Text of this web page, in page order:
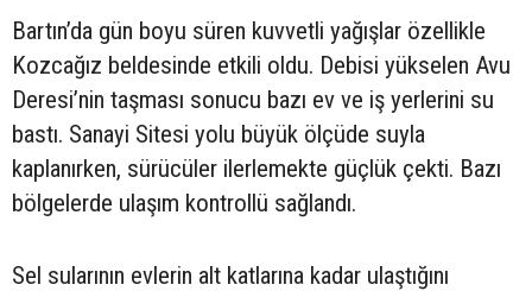
Bartın’da gün boyu süren kuvvetli yağışlar özellikle
Kozcağız beldesinde etkili oldu. Debisi yükselen Avu
Deresi’nin taşması sonucu bazı ev ve iş yerlerini su
bastı. Sanayi Sitesi yolu büyük ölçüde suyla
kaplanırken, sürücüler ilerlemekte güçlük çekti. Bazı
bölgelerde ulaşım kontrollü sağlandı.
Sel sularının evlerin alt katlarına kadar ulaştığını